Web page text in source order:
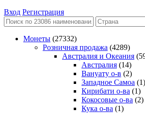
Вход Регистрация
Монеты (27332)
Розничная продажа (4289)
Австралия и Океания
Австралия (14)
Вануату о-в (2)
Западное Самоа (1)
Кирибати о-ва (1)
Кокосовые о-ва (2)
Кука о-ва (1)